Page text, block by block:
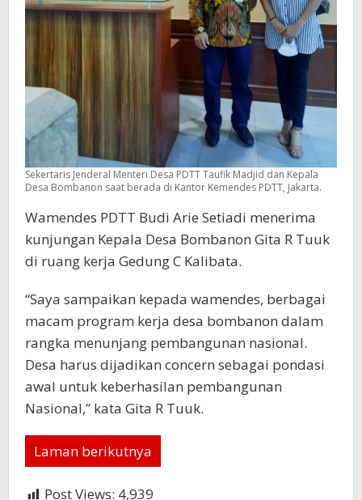
Sekertaris Jenderal Menteri Desa PDTT Taufik Madjid dan Kepala
Desa Bombanon saat berada di Kantor Kemendes PDTT, Jakarta.
Wamendes PDTT Budi Arie Setiadi menerima
kunjungan Kepala Desa Bombanon Gita R Tuuk
di ruang kerja Gedung C Kalibata.
“Saya sampaikan kepada wamendes, berbagai
macam program kerja desa bombanon dalam
rangka menunjang pembangunan nasional.
Desa harus dijadikan concern sebagai pondasi
awal untuk keberhasilan pembangunan
Nasional,” kata Gita R Tuuk.
Laman berikutnya
Post Views: 4,939